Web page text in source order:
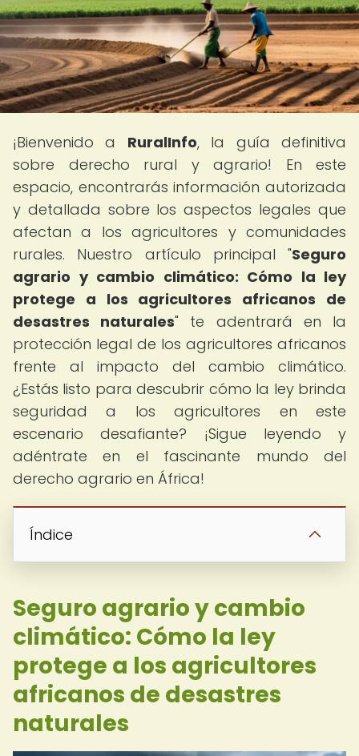
¡Bienvenido a RuralInfo, la guía definitiva
sobre derecho rural y agrario! En este
espacio, encontrarás información autorizada
y detallada sobre los aspectos legales que
afectan a los agricultores y comunidades
rurales. Nuestro artículo principal "Seguro
agrario y cambio climático: Cómo la ley
protege a los agricultores africanos de
desastres naturales" te adentrará en la
protección legal de los agricultores africanos
frente al impacto del cambio climático.
¿Estás listo para descubrir cómo la ley brinda
seguridad a los agricultores en este
escenario desafiante? ¡Sigue leyendo y
adéntrate en el fascinante mundo del
derecho agrario en África!
Índice
Seguro agrario y cambio
climático: Cómo la ley
protege a los agricultores
africanos de desastres
naturales